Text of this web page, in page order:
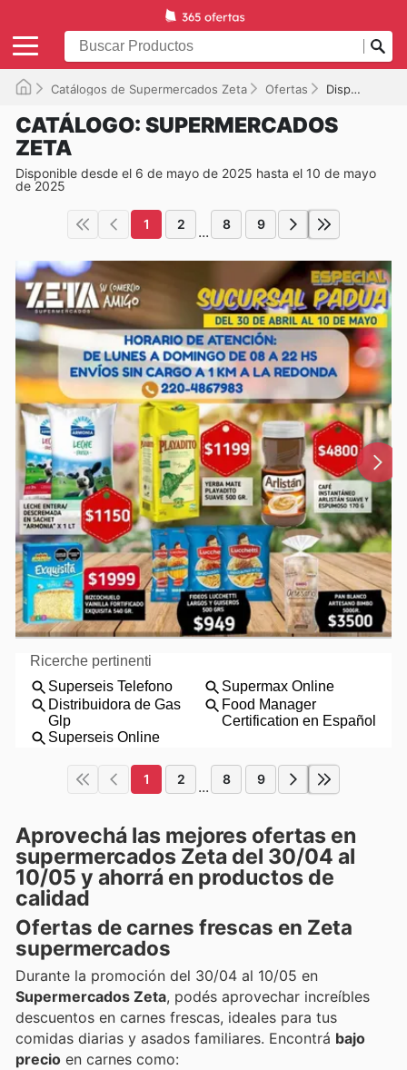
Catálogos de Supermercados Zeta Ofertas Disponible hasta el 10/05/2025
CATÁLOGO: SUPERMERCADOS
ZETA
Disponible desde el 6 de mayo de 2025 hasta el 10 de mayo
de 2025
1 2 ... 8 9
1 2 ... 8 9
Aprovechá las mejores ofertas en
supermercados Zeta del 30/04 al
10/05 y ahorrá en productos de
calidad
Ofertas de carnes frescas en Zeta
supermercados
Durante la promoción del 30/04 al 10/05 en
Supermercados Zeta, podés aprovechar increíbles
descuentos en carnes frescas, ideales para tus
comidas diarias y asados familiares. Encontrá bajo
precio en carnes como: